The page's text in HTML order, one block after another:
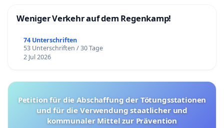
Weniger Verkehr auf dem Regenkamp!
74 Unterschriften
53 Unterschriften / 30 Tage
2 Jul 2026
Petition für die Abschaffung der Tötungsstationen
und für die Verwendung staatlicher und
kommunaler Mittel zur Prävention